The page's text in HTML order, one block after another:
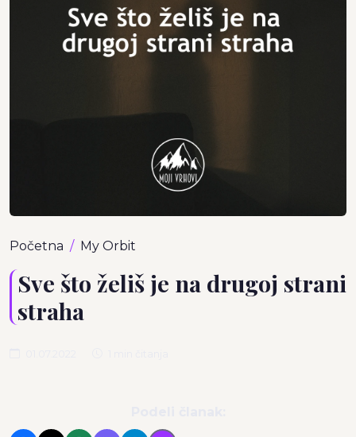
Početna My Orbit
Sve što želiš je na drugoj strani
straha